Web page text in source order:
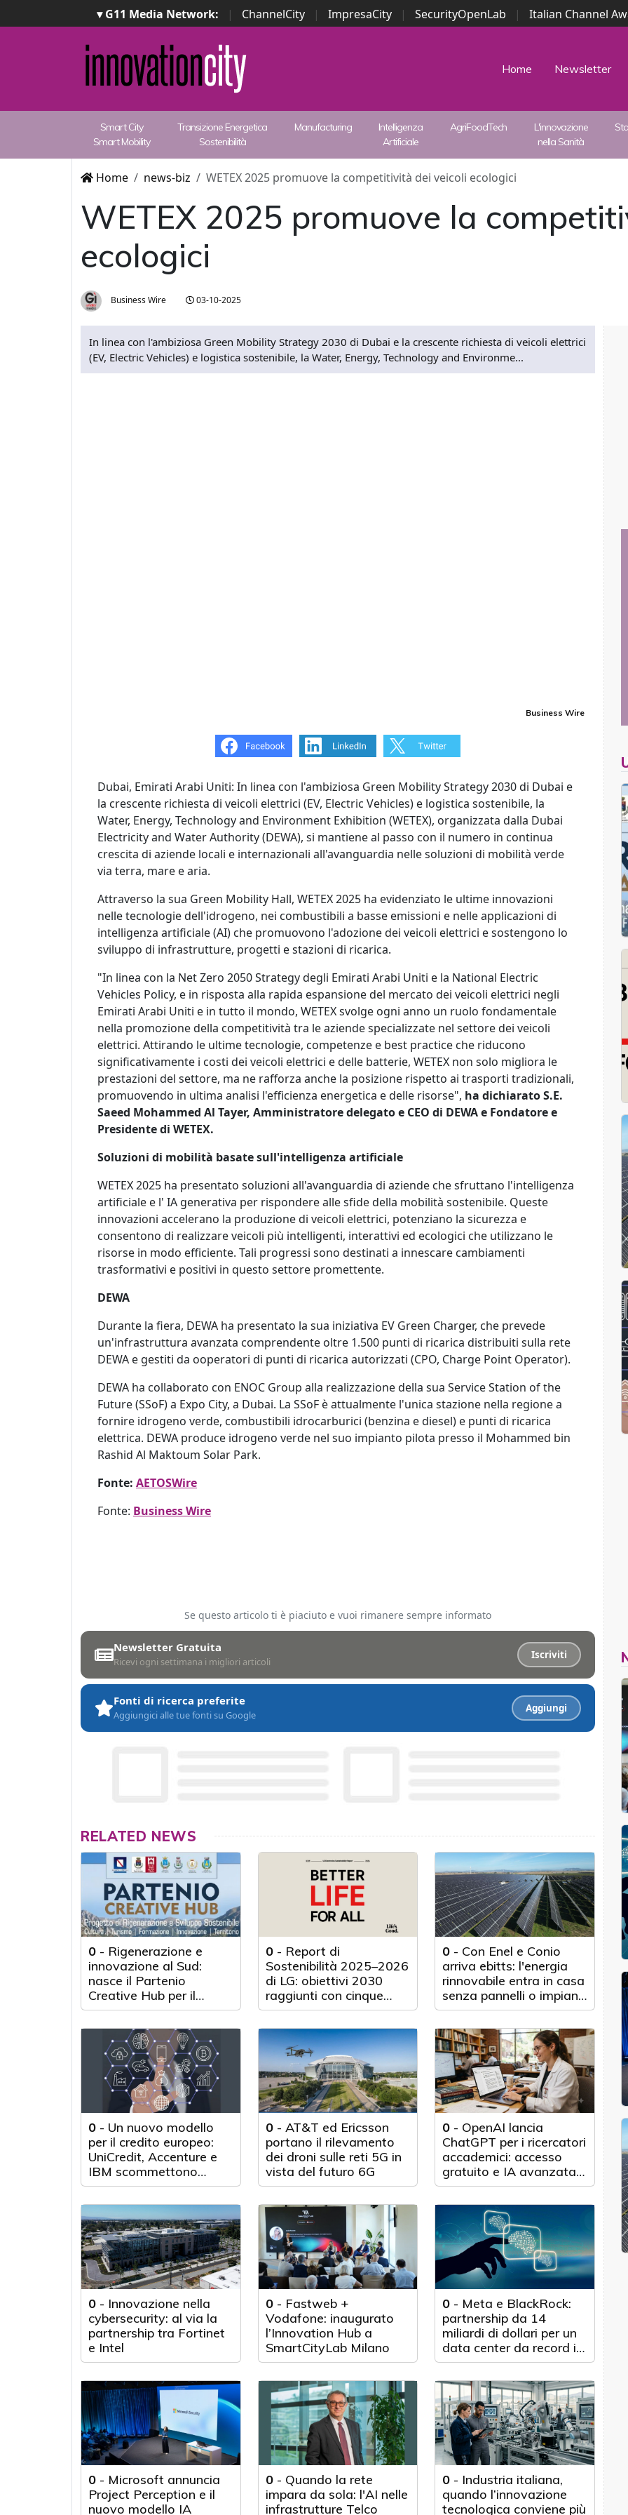
▾ G11 Media Network: | ChannelCity | ImpresaCity | SecurityOpenLab | Italian Channel
Security Awards | ...
Home Newsletter
Smart City
Smart Mobility
Transizione Energetica
Sostenibilità
Manufacturing
Intelligenza
Artificiale
AgriFoodTech
L'innovazione
nella Sanità
Home news-biz WETEX 2025 promuove la competitività dei veicoli ecologici
WETEX 2025 promuove la
ecologici
Business Wire 03-10-2025
In linea con l'ambiziosa Green Mobility Strategy 2030 di Dubai e la crescente richiesta di veicoli elettrici
(EV, Electric Vehicles) e logistica sostenibile, la Water, Energy, Technology and Environme...
Business Wire
Dubai, Emirati Arabi Uniti: In linea con l'ambiziosa Green Mobility Strategy 2030 di Dubai e
la crescente richiesta di veicoli elettrici (EV, Electric Vehicles) e logistica sostenibile, la
Water, Energy, Technology and Environment Exhibition (WETEX), organizzata dalla Dubai
Electricity and Water Authority (DEWA), si mantiene al passo con il numero in continua
crescita di aziende locali e internazionali all'avanguardia nelle soluzioni di mobilità verde
via terra, mare e aria.
Attraverso la sua Green Mobility Hall, WETEX 2025 ha evidenziato le ultime innovazioni
nelle tecnologie dell'idrogeno, nei combustibili a basse emissioni e nelle applicazioni di
intelligenza artificiale (AI) che promuovono l'adozione dei veicoli elettrici e sostengono lo
sviluppo di infrastrutture, progetti e stazioni di ricarica.
"In linea con la Net Zero 2050 Strategy degli Emirati Arabi Uniti e la National Electric
Vehicles Policy, e in risposta alla rapida espansione del mercato dei veicoli elettrici negli
Emirati Arabi Uniti e in tutto il mondo, WETEX svolge ogni anno un ruolo fondamentale
nella promozione della competitività tra le aziende specializzate nel settore dei veicoli
elettrici. Attirando le ultime tecnologie, competenze e best practice che riducono
significativamente i costi dei veicoli elettrici e delle batterie, WETEX non solo migliora le
prestazioni del settore, ma ne rafforza anche la posizione rispetto ai trasporti tradizionali,
promuovendo in ultima analisi l'efficienza energetica e delle risorse", ha dichiarato S.E.
Saeed Mohammed Al Tayer, Amministratore delegato e CEO di DEWA e Fondatore e
Presidente di WETEX.
Soluzioni di mobilità basate sull'intelligenza artificiale
WETEX 2025 ha presentato soluzioni all'avanguardia di aziende che sfruttano l'intelligenza
artificiale e l' IA generativa per rispondere alle sfide della mobilità sostenibile. Queste
innovazioni accelerano la produzione di veicoli elettrici, potenziano la sicurezza e
consentono di realizzare veicoli più intelligenti, interattivi ed ecologici che utilizzano le
risorse in modo efficiente. Tali progressi sono destinati a innescare cambiamenti
trasformativi e positivi in questo settore promettente.
DEWA
Durante la fiera, DEWA ha presentato la sua iniziativa EV Green Charger, che prevede
un'infrastruttura avanzata comprendente oltre 1.500 punti di ricarica distribuiti sulla rete
DEWA e gestiti da ooperatori di punti di ricarica autorizzati (CPO, Charge Point Operator).
DEWA ha collaborato con ENOC Group alla realizzazione della sua Service Station of the
Future (SSoF) a Expo City, a Dubai. La SSoF è attualmente l'unica stazione nella regione a
fornire idrogeno verde, combustibili idrocarburici (benzina e diesel) e punti di ricarica
elettrica. DEWA produce idrogeno verde nel suo impianto pilota presso il Mohammed bin
Rashid Al Maktoum Solar Park.
Fonte: AETOSWire
Fonte: Business Wire
Se questo articolo ti è piaciuto e vuoi rimanere sempre informato
Newsletter Gratuita
Ricevi ogni settimana i migliori articoli
Iscriviti
Fonti di ricerca preferite
Aggiungici alle tue fonti su Google
Aggiungi
RELATED NEWS
0 - Rigenerazione e
innovazione al Sud:
nasce il Partenio
Creative Hub per il
rilancio del territorio
0- Report di
Sostenibilità 2025–2026
di LG: obiettivi 2030
raggiunti con cinque
anni d'anticipo
0 - Con Enel e Conio
arriva ebitts: l'energia
rinnovabile entra in casa
senza pannelli o impianti
fisici
0 - Un nuovo modello
per il credito europeo:
UniCredit, Accenture e
IBM scommettono
sull'innovazione
tecnologica
0- AT&T ed Ericsson
portano il rilevamento
dei droni sulle reti 5G in
vista del futuro 6G
0 - OpenAI lancia
ChatGPT per i ricercatori
accademici: accesso
gratuito e IA avanzata
per 100.000 scienziati
0 - Innovazione nella
cybersecurity: al via la
partnership tra Fortinet
e Intel
0- Fastweb +
Vodafone: inaugurato
l’Innovation Hub a
SmartCityLab Milano
0 - Meta e BlackRock:
partnership da 14
miliardi di dollari per un
data center da record in
Texas
0 - Microsoft annuncia
Project Perception e il
nuovo modello IA
0- Quando la rete
impara da sola: l'AI nelle
infrastrutture Telco
0 - Industria italiana,
quando l’innovazione
tecnologica conviene più